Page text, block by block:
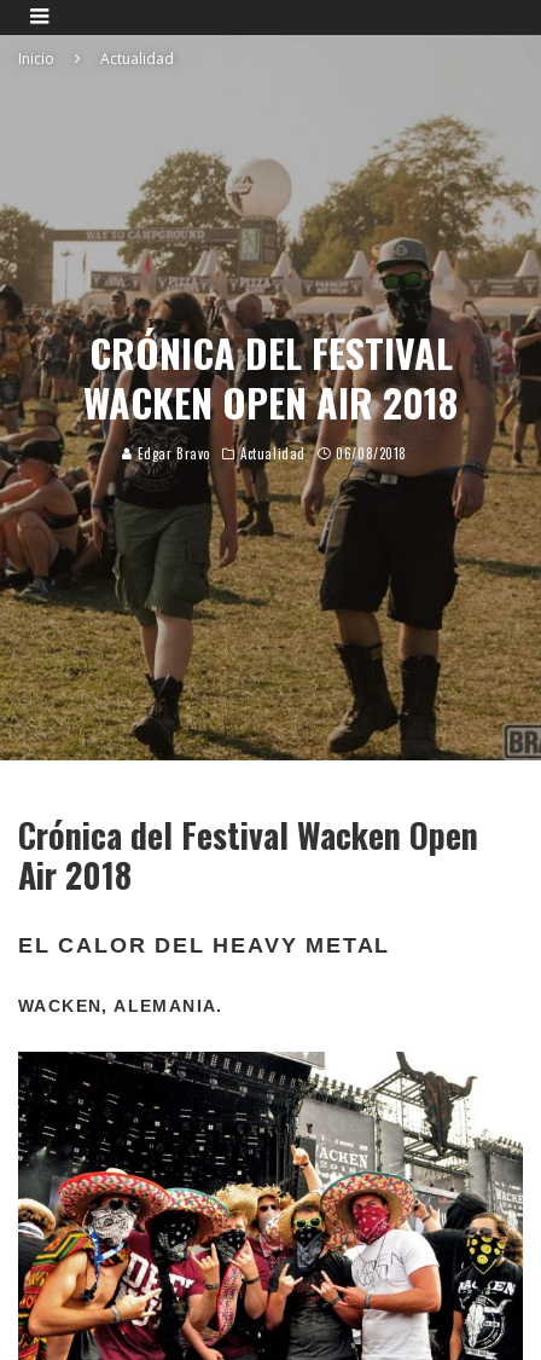
Inicio Actualidad
CRÓNICA DEL FESTIVAL
WACKEN OPEN AIR 2018
Edgar Bravo Actualidad 06/08/2018
Crónica del Festival Wacken Open
Air 2018
EL CALOR DEL HEAVY METAL
WACKEN, ALEMANIA.